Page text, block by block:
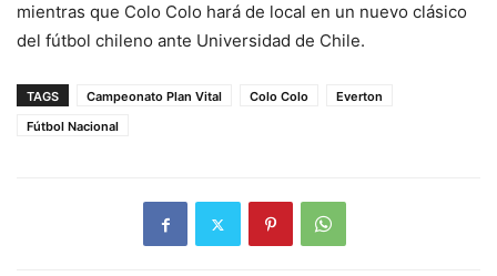
mientras que Colo Colo hará de local en un nuevo clásico
del fútbol chileno ante Universidad de Chile.
TAGS Campeonato Plan Vital Colo Colo
Everton
Fútbol Nacional